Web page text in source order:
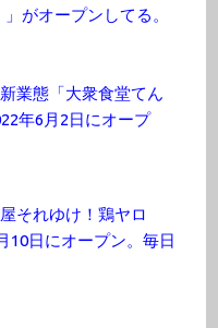
」がオープンしてる。
業態「大衆食堂てん
年6月2日にオープ
それゆけ！鶏ヤロ
10日にオープン。毎日